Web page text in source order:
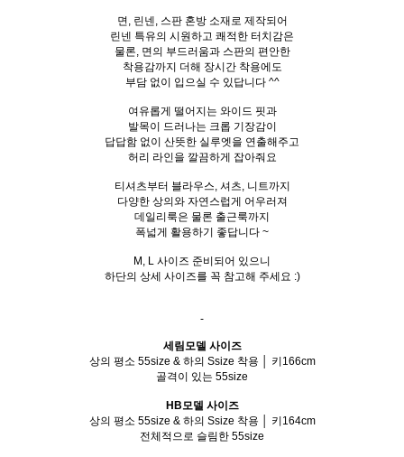
면, 린넨, 스판 혼방 소재로 제작되어
린넨 특유의 시원하고 쾌적한 터치감은
물론, 면의 부드러움과 스판의 편안한
착용감까지 더해 장시간 착용에도
부담 없이 입으실 수 있답니다 ^^
여유롭게 떨어지는 와이드 핏과
발목이 드러나는 크롭 기장감이
답답함 없이 산뜻한 실루엣을 연출해주고
허리 라인을 깔끔하게 잡아줘요
티셔츠부터 블라우스, 셔츠, 니트까지
다양한 상의와 자연스럽게 어우러져
데일리룩은 물론 출근룩까지
폭넓게 활용하기 좋답니다 ~
M, L 사이즈 준비되어 있으니
하단의 상세 사이즈를 꼭 참고해 주세요 :)
-
세림모델 사이즈
상의 평소 55size & 하의 Ssize 착용 │ 키166cm
골격이 있는 55size
HB모델 사이즈
상의 평소 55size & 하의 Ssize 착용 │ 키164cm
전체적으로 슬림한 55size